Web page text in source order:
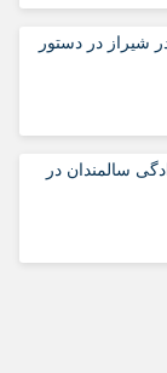
شیراز در دستور
سالمندان در